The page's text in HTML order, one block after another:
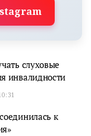
слуховые
инвалидности
к